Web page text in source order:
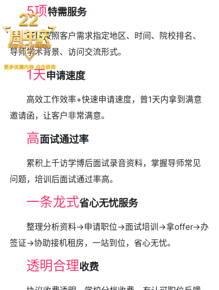
5项特需服务
可以按照客户需求指定地区、时间、院校排名、
导师学术背景、访问交流形式。
1天申请速度
高效工作效率+快速申请速度，曾1天内拿到满意
邀请函，让客户非常满意。
高面试通过率
累积上千访学博后面试录音资料，掌握导师常见
问题，培训后面试通过率高。
一条龙式省心无忧服务
整理分析资料→申请职位→面试培训→拿offer→办
签证→协助接机租房，一站到位，省心无忧。
透明合理收费